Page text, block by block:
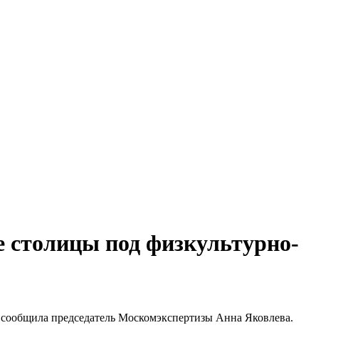
столицы под физкультурно-
председатель Москомэкспертизы Анна Яковлева.